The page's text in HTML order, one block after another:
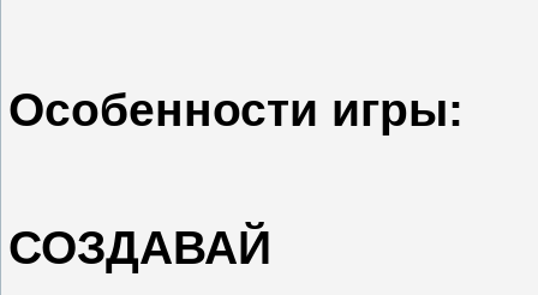
Особенности игры:
СОЗДАВАЙ